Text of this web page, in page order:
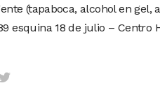
(tapaboca, alcohol en gel,
esquina 18 de julio – Centro